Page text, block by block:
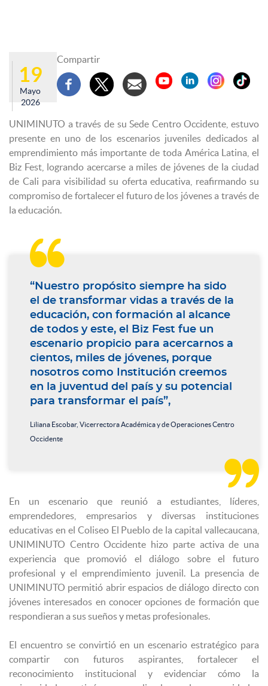
19
Mayo
2026
Compartir
UNIMINUTO a través de su Sede Centro Occidente, estuvo
presente en uno de los escenarios juveniles dedicados al
emprendimiento más importante de toda América Latina, el
Biz Fest, logrando acercarse a miles de jóvenes de la ciudad
de Cali para visibilidad su oferta educativa, reafirmando su
compromiso de fortalecer el futuro de los jóvenes a través de
la educación.

“Nuestro propósito siempre ha sido
el de transformar vidas a través de la
educación, con formación al alcance
de todos y este, el Biz Fest fue un
escenario propicio para acercarnos a
cientos, miles de jóvenes, porque
nosotros como Institución creemos
en la juventud del país y su potencial
para transformar el país”,
Liliana Escobar, Vicerrectora Académica y de Operaciones Centro
Occidente

En un escenario que reunió a estudiantes, líderes,
emprendedores, empresarios y diversas instituciones
educativas en el Coliseo El Pueblo de la capital vallecaucana,
UNIMINUTO Centro Occidente hizo parte activa de una
experiencia que promovió el diálogo sobre el futuro
profesional y el emprendimiento juvenil. La presencia de
UNIMINUTO permitió abrir espacios de diálogo directo con
jóvenes interesados en conocer opciones de formación que
respondieran a sus sueños y metas profesionales.
El encuentro se convirtió en un escenario estratégico para
compartir con futuros aspirantes, fortalecer el
reconocimiento institucional y evidenciar cómo la